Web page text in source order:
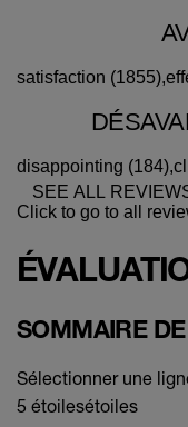
satisfaction (1855),
disappointing (184),
SEE ALL
Click to go to all
SOMMAIRE
Sélectionner une
5 étoilesétoiles